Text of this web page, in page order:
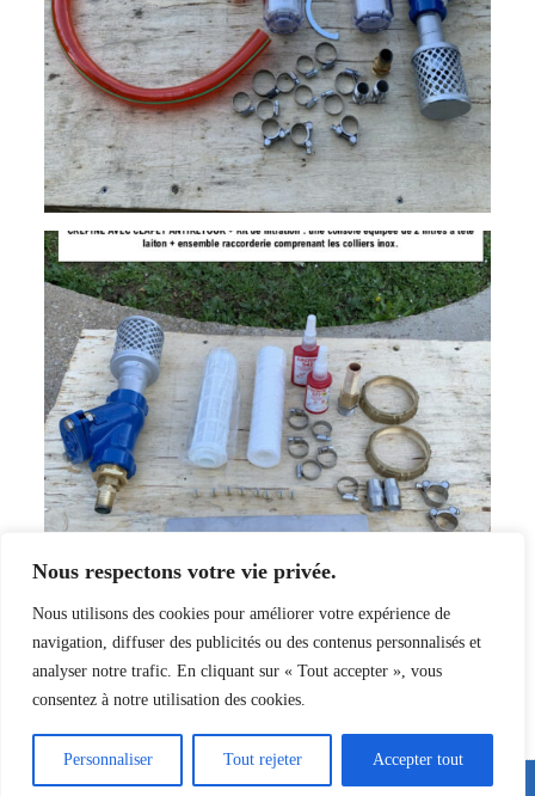
Nous respectons votre vie privée.
Nous utilisons des cookies pour améliorer votre expérience de
navigation, diffuser des publicités ou des contenus personnalisés et
analyser notre trafic. En cliquant sur « Tout accepter », vous
consentez à notre utilisation des cookies.
Personnaliser Tout rejeter Accepter tout